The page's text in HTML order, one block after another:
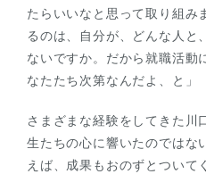
たらいいなと思って取り組み
るのは、自分が、どんな人と
ないですか。だから就職活動
なたたち次第なんだよ、と」
さまざまな経験をしてきた川
生たちの心に響いたのではな
えば、成果もおのずとついて